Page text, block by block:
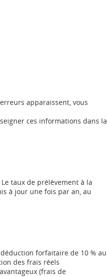
apparaissent, vous
ces informations dans la
taux de prélèvement à la
à jour une fois par an, au
forfaitaire de 10 % au
des frais réels
(frais de